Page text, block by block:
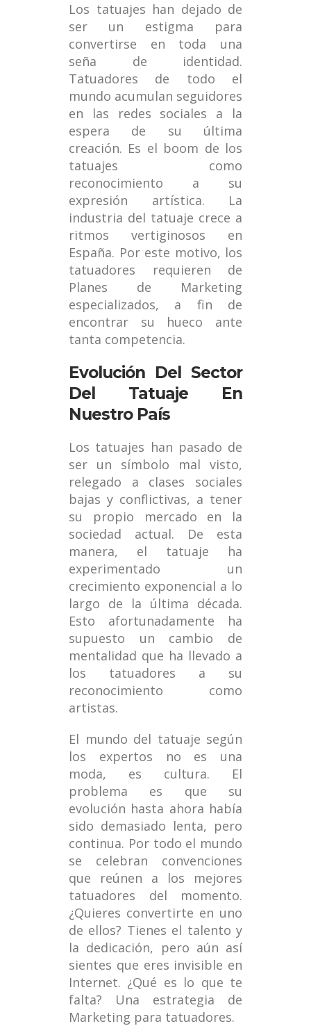
Los tatuajes han dejado de
ser un estigma para
convertirse en toda una
seña de identidad.
Tatuadores de todo el
mundo acumulan seguidores
en las redes sociales a la
espera de su última
creación. Es el boom de los
tatuajes como
reconocimiento a su
expresión artística. La
industria del tatuaje crece a
ritmos vertiginosos en
España. Por este motivo, los
tatuadores requieren de
Planes de Marketing
especializados, a fin de
encontrar su hueco ante
tanta competencia.
Evolución Del Sector
Del Tatuaje En
Nuestro País
Los tatuajes han pasado de
ser un símbolo mal visto,
relegado a clases sociales
bajas y conflictivas, a tener
su propio mercado en la
sociedad actual. De esta
manera, el tatuaje ha
experimentado un
crecimiento exponencial a lo
largo de la última década.
Esto afortunadamente ha
supuesto un cambio de
mentalidad que ha llevado a
los tatuadores a su
reconocimiento como
artistas.
El mundo del tatuaje según
los expertos no es una
moda, es cultura. El
problema es que su
evolución hasta ahora había
sido demasiado lenta, pero
continua. Por todo el mundo
se celebran convenciones
que reúnen a los mejores
tatuadores del momento.
¿Quieres convertirte en uno
de ellos? Tienes el talento y
la dedicación, pero aún así
sientes que eres invisible en
Internet. ¿Qué es lo que te
falta? Una estrategia de
Marketing para tatuadores.